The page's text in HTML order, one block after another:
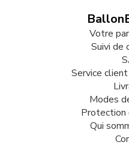
Votre
Suivi de
Service
Modes
Protection
Qui